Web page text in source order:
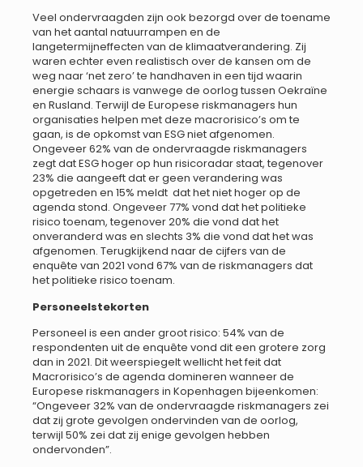
Veel ondervraagden zijn ook bezorgd over de toename
van het aantal natuurrampen en de
langetermijneffecten van de klimaatverandering. Zij
waren echter even realistisch over de kansen om de
weg naar ‘net zero’ te handhaven in een tijd waarin
energie schaars is vanwege de oorlog tussen Oekraïne
en Rusland. Terwijl de Europese riskmanagers hun
organisaties helpen met deze macrorisico’s om te
gaan, is de opkomst van ESG niet afgenomen.
Ongeveer 62% van de ondervraagde riskmanagers
zegt dat ESG hoger op hun risicoradar staat, tegenover
23% die aangeeft dat er geen verandering was
opgetreden en 15% meldt dat het niet hoger op de
agenda stond. Ongeveer 77% vond dat het politieke
risico toenam, tegenover 20% die vond dat het
onveranderd was en slechts 3% die vond dat het was
afgenomen. Terugkijkend naar de cijfers van de
enquête van 2021 vond 67% van de riskmanagers dat
het politieke risico toenam.
Personeelstekorten
Personeel is een ander groot risico: 54% van de
respondenten uit de enquête vond dit een grotere zorg
dan in 2021. Dit weerspiegelt wellicht het feit dat
Macrorisico’s de agenda domineren wanneer de
Europese riskmanagers in Kopenhagen bijeenkomen:
“Ongeveer 32% van de ondervraagde riskmanagers zei
dat zij grote gevolgen ondervinden van de oorlog,
terwijl 50% zei dat zij enige gevolgen hebben
ondervonden”.